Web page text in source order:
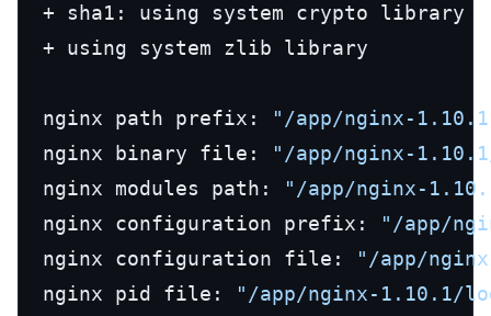
  + sha1: using system crypto library
  + using system zlib library
  nginx path prefix:
"/app/nginx-
  nginx binary file:
"/app/nginx-
  nginx modules path:
"/app/nginx-
  nginx configuration prefix:
"/app/
  nginx configuration file:
"/app/
  nginx pid file:
"/app/nginx-1.10.1/